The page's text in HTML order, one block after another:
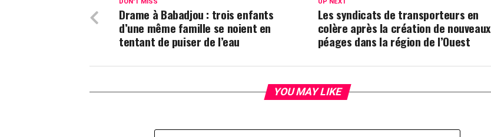
Les syndicats de transporteurs en
colère après la création de nouveaux
péages dans la région de l’Ouest
Drame à Babadjou : trois enfants
d’une même famille se noient en
tentant de puiser de l’eau
YOU MAY LIKE